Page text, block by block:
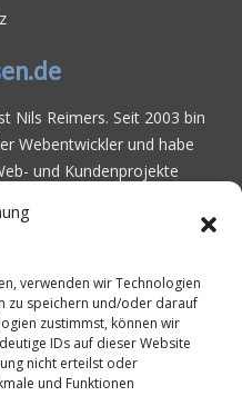
verwenden wir Technologien
zu speichern und/oder darauf
zustimmst, können wir
IDs auf dieser Website
nicht erteilst oder
und Funktionen
Nils Reimers. Seit 2003 bin
Webentwickler und habe
und Kundenprojekte
Webhosting zu finden: Bei
man sich über
überlangsame
habe ich im Mai 2016
Webhoster
und deren
Ladezeit für eine typische
auf dem beliebten CMS-